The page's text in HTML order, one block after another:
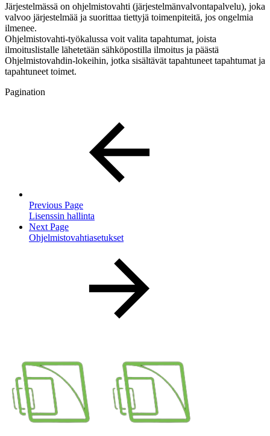
Järjestelmässä on ohjelmistovahti (järjestelmänvalvontapalvelu), joka
valvoo järjestelmää ja suorittaa tiettyjä toimenpiteitä, jos ongelmia
ilmenee.
Ohjelmistovahti-työkalussa voit valita tapahtumat, joista
ilmoituslistalle lähetetään sähköpostilla ilmoitus ja päästä
Ohjelmistovahdin-lokeihin, jotka sisältävät tapahtuneet tapahtumat ja
tapahtuneet toimet.
Pagination
Previous Page
Lisenssin hallinta
Next Page
Ohjelmistovahtiasetukset